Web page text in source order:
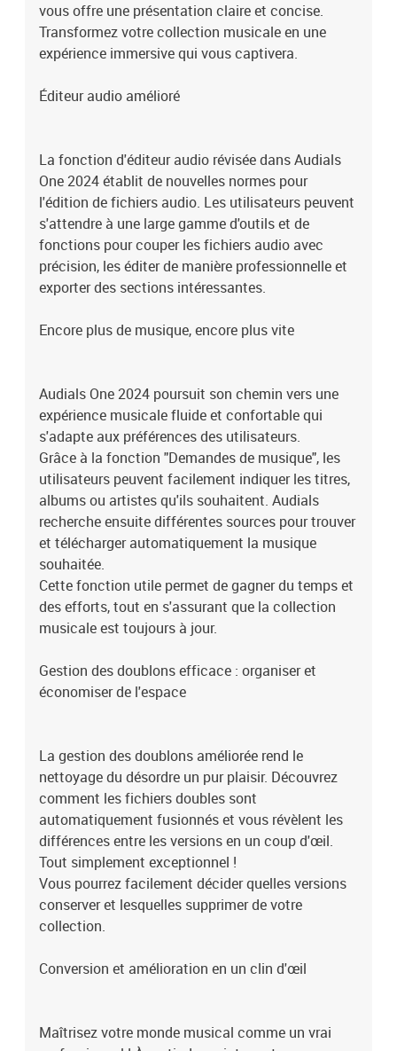
vous offre une présentation claire et concise.
Transformez votre collection musicale en une
expérience immersive qui vous captivera.
Éditeur audio amélioré
La fonction d'éditeur audio révisée dans Audials
One 2024 établit de nouvelles normes pour
l'édition de fichiers audio. Les utilisateurs peuvent
s'attendre à une large gamme d'outils et de
fonctions pour couper les fichiers audio avec
précision, les éditer de manière professionnelle et
exporter des sections intéressantes.
Encore plus de musique, encore plus vite
Audials One 2024 poursuit son chemin vers une
expérience musicale fluide et confortable qui
s'adapte aux préférences des utilisateurs.
Grâce à la fonction "Demandes de musique", les
utilisateurs peuvent facilement indiquer les titres,
albums ou artistes qu'ils souhaitent. Audials
recherche ensuite différentes sources pour trouver
et télécharger automatiquement la musique
souhaitée.
Cette fonction utile permet de gagner du temps et
des efforts, tout en s'assurant que la collection
musicale est toujours à jour.
Gestion des doublons efficace : organiser et
économiser de l'espace
La gestion des doublons améliorée rend le
nettoyage du désordre un pur plaisir. Découvrez
comment les fichiers doubles sont
automatiquement fusionnés et vous révèlent les
différences entre les versions en un coup d'œil.
Tout simplement exceptionnel !
Vous pourrez facilement décider quelles versions
conserver et lesquelles supprimer de votre
collection.
Conversion et amélioration en un clin d'œil
Maîtrisez votre monde musical comme un vrai